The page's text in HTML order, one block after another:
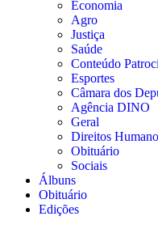
Economia
Agro
Justiça
Saúde
Conteúdo
Esportes
Câmara dos
Agência DINO
Geral
Direitos
Obituário
Sociais
Álbuns
Obituário
Edições